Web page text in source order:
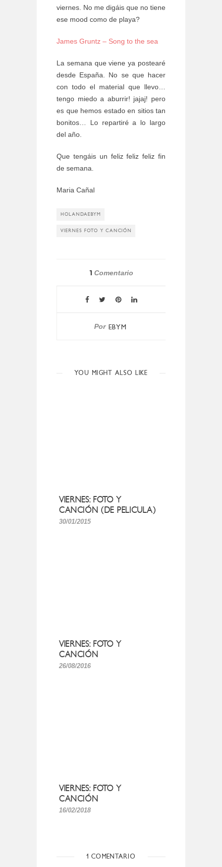
viernes. No me digáis que no tiene
ese mood como de playa?
James Gruntz – Song to the sea
La semana que viene ya postearé
desde España. No se que hacer
con todo el material que llevo…
tengo miedo a aburrir! jajaj! pero
es que hemos estado en sitios tan
bonitos… Lo repartiré a lo largo
del año.
Que tengáis un feliz feliz feliz fin
de semana.
Maria Cañal
HOLANDAEBYM
VIERNES FOTO Y CANCIÓN
1Comentario
Por EBYM
YOU MIGHT ALSO LIKE
VIERNES: FOTO Y
CANCIÓN (DE PELICULA)
30/01/2015
VIERNES: FOTO Y
CANCIÓN
26/08/2016
VIERNES: FOTO Y
CANCIÓN
16/02/2018
1 COMENTARIO